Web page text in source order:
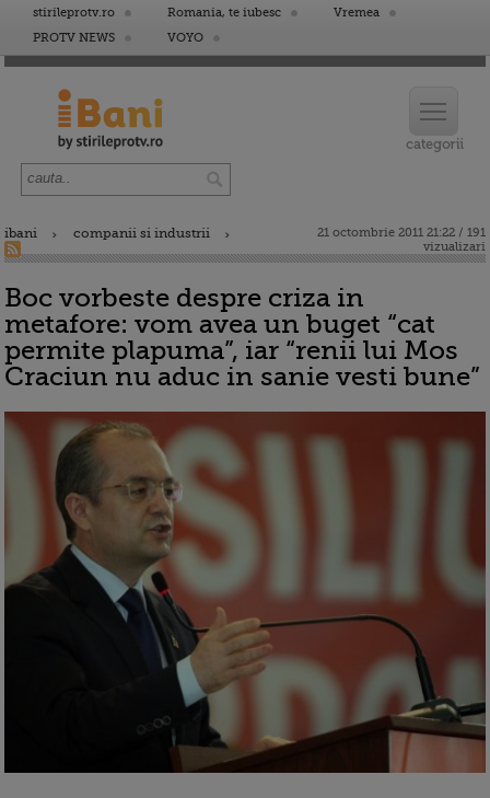
stirileprotv.ro Romania, te iubesc
Vremea
PROTV NEWS
VOYO
ibani companii si industrii
21 octombrie 2011 21:22 / 191
vizualizari
Boc vorbeste despre criza in
metafore: vom avea un buget “cat
permite plapuma”, iar “renii lui Mos
Craciun nu aduc in sanie vesti bune”